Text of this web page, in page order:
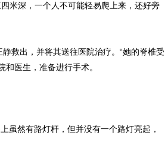
深，一个人不可能轻易爬上来，还好旁
出，并将其送往医院治疗。“她的脊椎受
医生，准备进行手术。
然有路灯杆，但并没有一个路灯亮起，